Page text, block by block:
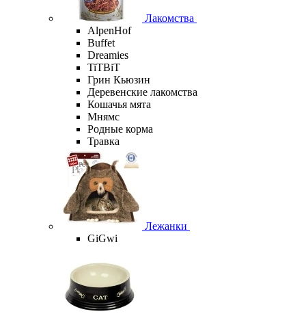
Лакомства
AlpenHof
Buffet
Dreamies
TiTBiT
Грин Кьюзин
Деревенские лакомства
Кошачья мята
Мнямс
Родные корма
Травка
Лежанки
GiGwi